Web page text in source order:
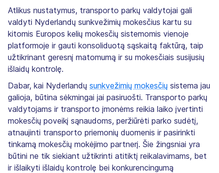
Atlikus nustatymus, transporto parkų valdytojai gali
valdyti Nyderlandų sunkvežimių mokesčius kartu su
kitomis Europos kelių mokesčių sistemomis vienoje
platformoje ir gauti konsoliduotą sąskaitą faktūrą, taip
užtikrinant geresnį matomumą ir su mokesčiais susijusių
išlaidų kontrolę.
Dabar, kai Nyderlandų sunkvežimių mokesčių sistema jau
galioja, būtina sėkmingai jai pasiruošti. Transporto parkų
valdytojams ir transporto įmonėms reikia laiko įvertinti
mokesčių poveikį sąnaudoms, peržiūrėti parko sudėtį,
atnaujinti transporto priemonių duomenis ir pasirinkti
tinkamą mokesčių mokėjimo partnerį. Šie žingsniai yra
būtini ne tik siekiant užtikrinti atitiktį reikalavimams, bet
ir išlaikyti išlaidų kontrolę bei konkurencingumą